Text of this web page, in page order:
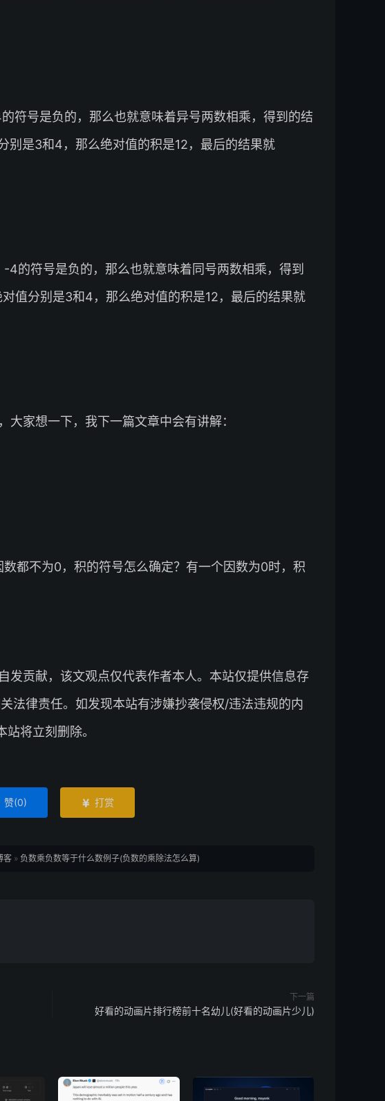
符号是负的，那么也就意味着异号两数相乘，得到的结
别是3和4，那么绝对值的积是12，最后的结果就
的符号是负的，那么也就意味着同号两数相乘，得到
值分别是3和4，那么绝对值的积是12，最后的结果就
大家想一下，我下一篇文章中会有讲解：
都不为0，积的符号怎么确定？有一个因数为0时，积
发贡献，该文观点仅代表作者本人。本站仅提供信息存
法律责任。如发现本站有涉嫌抄袭侵权/违法违规的内
将立刻删除。
赞(0)  打赏
客» 负数乘负数等于什么数例子(负数的乘除法怎么算)
下一篇
好看的动画片排行榜前十名幼儿(好看的动画片少儿)